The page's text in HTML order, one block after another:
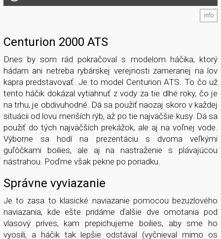
info
Centurion 2000 ATS
Dnes by som rád pokračoval s modelom háčika, ktorý
hádam ani netreba rybárskej verejnosti zameranej na lov
kapra predstavovať. Je to model Centurion ATS. To čo už
tento háčik dokázal vytiahnuť z vody za tie dlhé roky, čo je
na trhu, je obdivuhodné. Dá sa použiť naozaj skoro v každej
situácii od lovu menších rýb, až po tie najväčšie kusy. Dá sa
použiť do tých najväčších prekážok, ale aj na voľnej vode.
Výborne sa hodí na prezentáciu s dvoma veľkými
guľôčkami boilies, ale aj na nastraženie s plávajúcou
nástrahou. Poďme však pekne po poriadku.
Správne vyviazanie
Je to zasa to klasické naviazanie pomocou bezuzlového
naviazania, kde ešte pridáme ďalšie dve omotania pod
vlasový príves, kam prepichujeme boilies, aby sme ho
vyosili, a háčik tak lepšie odstával (vyčnieval mimo os